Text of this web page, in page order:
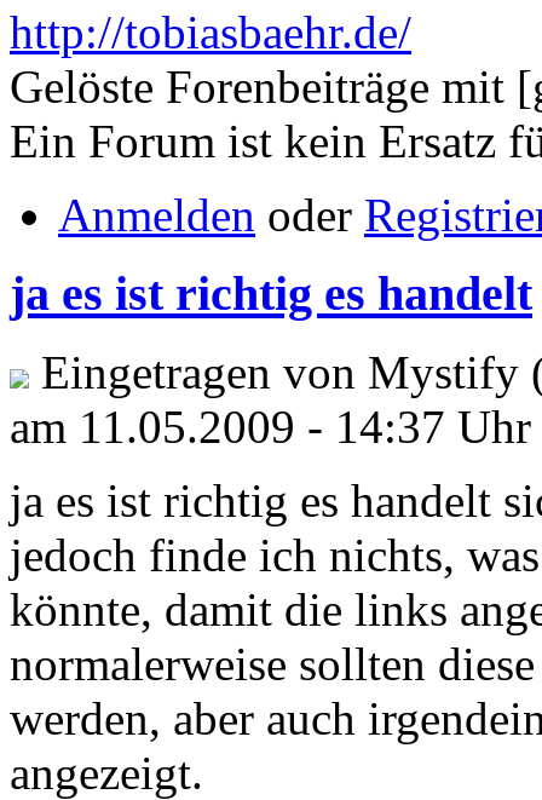
http://tobiasbaehr.de/
Gelöste Forenbeiträge mit
Ein Forum ist kein Ersatz
Anmelden oder
ja es ist richtig es handelt
Eingetragen von Mystify
am 11.05.2009 - 14:37 Uhr
ja es ist richtig es handelt
jedoch finde ich nichts,
könnte, damit die links
normalerweise sollten
werden, aber auch
angezeigt.